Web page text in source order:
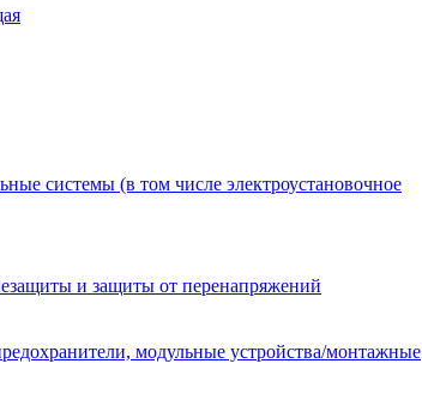
системы (в том числе электроустановочное
и защиты от перенапряжений
модульные устройства/монтажные